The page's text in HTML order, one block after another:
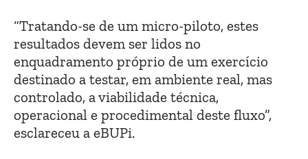
“Tratando-se de um micro-piloto, estes
resultados devem ser lidos no
enquadramento próprio de um exercício
destinado a testar, em ambiente real, mas
controlado, a viabilidade técnica,
operacional e procedimental deste fluxo”,
esclareceu a eBUPi.